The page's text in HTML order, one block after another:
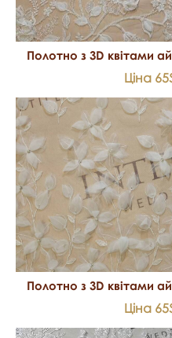
Полотно з 3D квітами
Ціна
Полотно з 3D квітами
Ціна